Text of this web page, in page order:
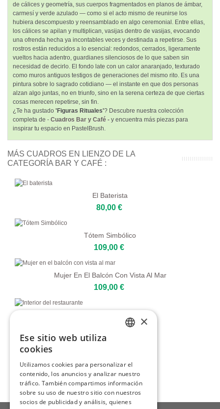
de cálices y geometría, sus cuerpos fragmentados en planos de ámbar,
carmesí y verde azulado — como si el acto mismo de reunirse los
hubiera descompuesto y reensamblado en algo ceremonial. Entre ellas,
los cálices se apilan y multiplican, vasijas dentro de vasijas, evocando
una ofrenda hecha ya incontables veces y destinada a repetirse. Sus
rostros están reducidos a lo esencial: redondos, cerrados, ligeramente
vueltos hacia adentro, guardianes silenciosos de lo que saben sin
necesidad de decirlo. El fondo late con un calor anaranjado, texturado
como muros antiguos testigos de generaciones del mismo rito. Es una
pintura sobre lo sagrado cotidiano — el instante en que dos personas
alzan algo juntas, no en triunfo, sino en la serena certeza de que ciertas
cosas merecen repetirse, sin fin.
¿Te ha gustado 'Figuras Rituales'? Descubre nuestra colección
completa de - Cuadros Bar y Café - y encuentra más piezas para
inspirar tu espacio en PastelBrush.
MÁS CUADROS EN LIENZO DE LA
CATEGORÍA BAR Y CAFÉ :
El Baterista
80,00 €
Tótem Simbólico
109,00 €
Mujer En El Balcón Con Vista Al Mar
109,00 €
129,00 €
GERMAN
FRENCH
×
Ese sitio web utiliza
cookies
Utilizamos cookies para personalizar el
contenido, los anuncios y analizar nuestro
tráfico. También compartimos información
sobre su uso de nuestro sitio con nuestros
socios de publicidad y análisis, quienes